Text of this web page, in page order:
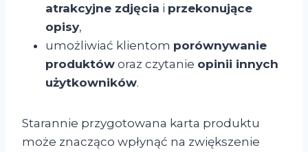
atrakcyjne zdjęcia i przekonujące
opisy,
umożliwiać klientom porównywanie
produktów oraz czytanie opinii innych
użytkowników.
Starannie przygotowana karta produktu
może znacząco wpłynąć na zwiększenie